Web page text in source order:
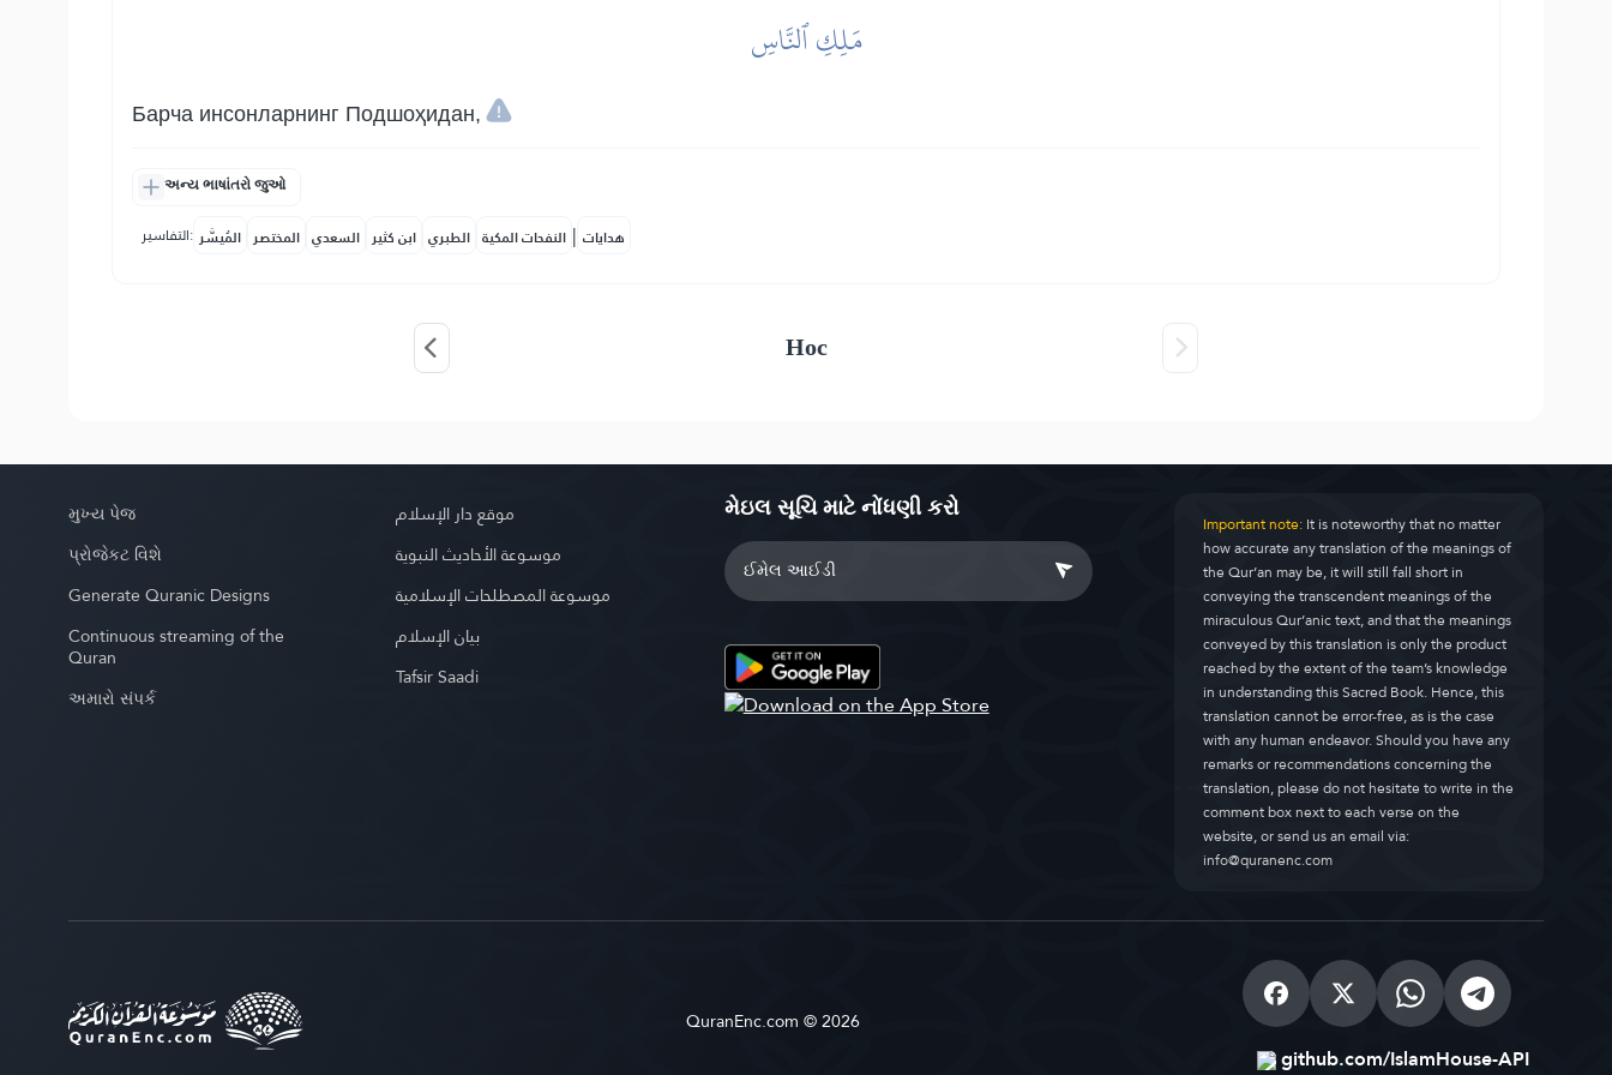
مَلِكِ ٱلنَّاسِ
Барча инсонларнинг Подшоҳидан,
અન્ય ભાષાંતરો જુઓ
التفاسير: المُيسَّر المختصر السعدي ابن كثير الطبري النفحات المكية | هدايات
Нос
મુખ્ય પેજ
પ્રોજેકટ વિશે
Generate Quranic Designs
Continuous streaming of the
Quran
અમારો સંપર્ક
موقع دار الإسلام
موسوعة الأحاديث النبوية
موسوعة المصطلحات الإسلامية
بيان الإسلام
Tafsir Saadi
મેઇલ સૂચિ માટે નોંધણી કરો Important note:It is noteworthy that no matter
how accurate any translation of the meanings of
the Qur’an may be, it will still fall short in
conveying the transcendent meanings of the
miraculous Qur’anic text, and that the meanings
conveyed by this translation is only the product
reached by the extent of the team’s knowledge
in understanding this Sacred Book. Hence, this
translation cannot be error-free, as is the case
with any human endeavor. Should you have any
remarks or recommendations concerning the
translation, please do not hesitate to write in the
comment box next to each verse on the
website, or send us an email via:
info@quranenc.com
QuranEnc.com © 2026
github.com/IslamHouse-API